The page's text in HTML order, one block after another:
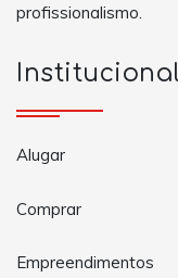
profissionalismo.
Alugar
Comprar
Empreendimentos